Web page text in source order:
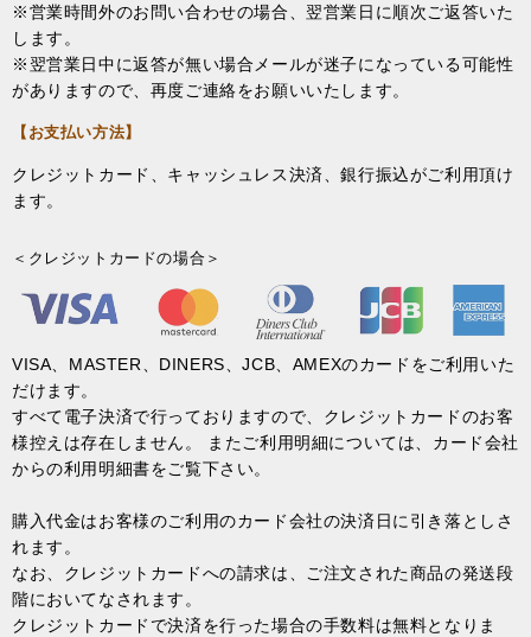
※営業時間外のお問い合わせの場合、翌営業日に順次ご返答いた
します。
※翌営業日中に返答が無い場合メールが迷子になっている可能性
がありますので、再度ご連絡をお願いいたします。
【お支払い方法】
クレジットカード、キャッシュレス決済、銀行振込がご利用頂け
ます。
＜クレジットカードの場合＞
VISA、MASTER、DINERS、JCB、AMEXのカードをご利用いた
だけます。
すべて電子決済で行っておりますので、クレジットカードのお客
様控えは存在しません。 またご利用明細については、カード会社
からの利用明細書をご覧下さい。
購入代金はお客様のご利用のカード会社の決済日に引き落としさ
れます。
なお、クレジットカードへの請求は、ご注文された商品の発送段
階においてなされます。
クレジットカードで決済を行った場合の手数料は無料となりま